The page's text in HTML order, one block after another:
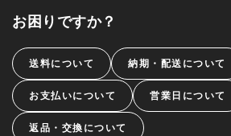
お困りですか？
送料について 納期・配送について
お支払いについて 営業日について
返品・交換について